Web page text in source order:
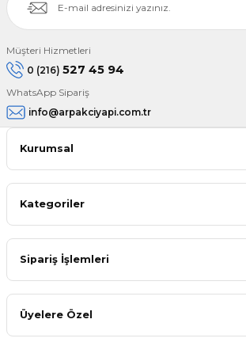
Müşteri Hizmetleri
0 (216) 527 45 94
WhatsApp Sipariş
info@arpakciyapi.com.tr
Kurumsal
Kategoriler
Sipariş İşlemleri
Üyelere Özel